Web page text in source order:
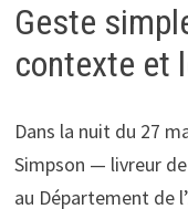
Geste
contexte et
Dans la nuit du 27
Simpson — livreur
au Département de